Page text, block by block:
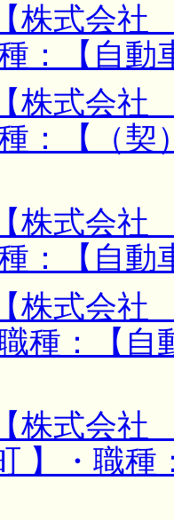
株式会社
：【自動
株式会社
：【（契
株式会社
：【自動
株式会社
種：【自
株式会社
】・職種